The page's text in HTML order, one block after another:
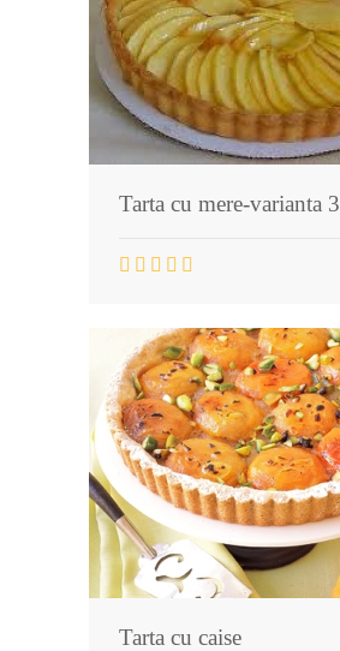
Tarta cu mere-varianta 3
Tarta cu caise